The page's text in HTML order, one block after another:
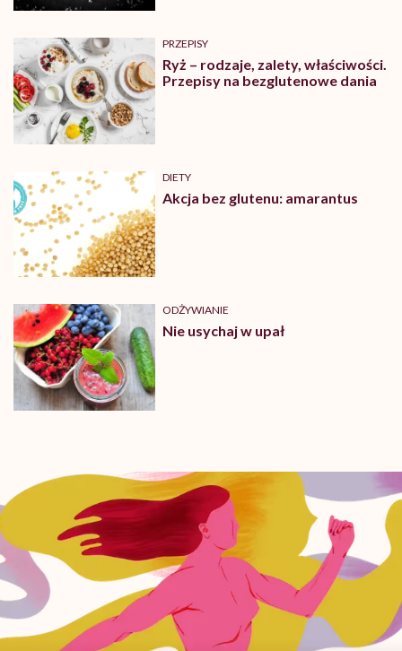
PRZEPISY
Ryż – rodzaje, zalety, właściwości.
Przepisy na bezglutenowe dania
DIETY
Akcja bez glutenu: amarantus
ODŻYWIANIE
Nie usychaj w upał